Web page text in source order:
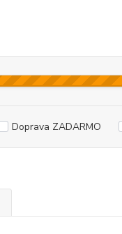
Doprava ZADARMO